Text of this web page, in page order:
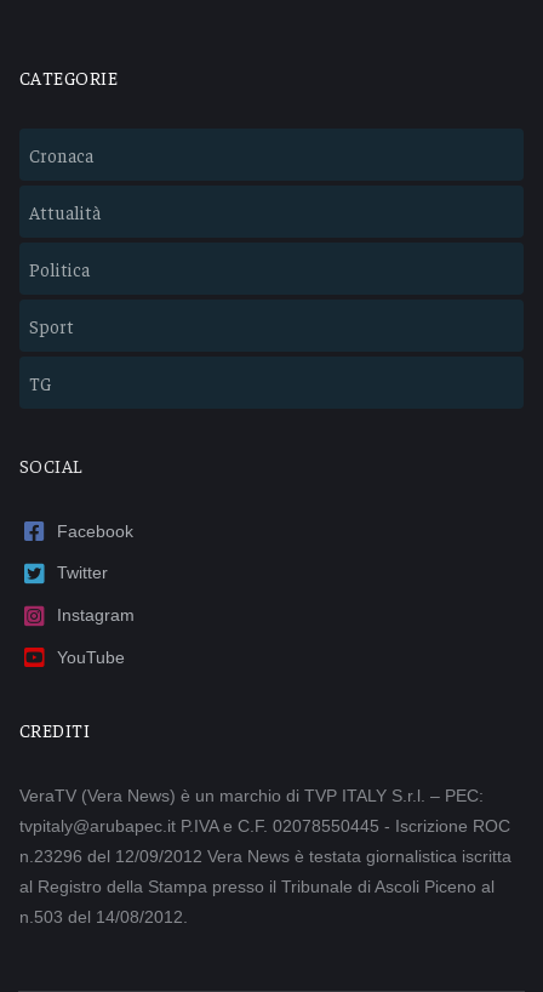
CATEGORIE
Cronaca
Attualità
Politica
Sport
TG
SOCIAL
Facebook
Twitter
Instagram
YouTube
CREDITI
VeraTV (Vera News) è un marchio di TVP ITALY S.r.l. – PEC:
tvpitaly@arubapec.it P.IVA e C.F. 02078550445 - Iscrizione ROC
n.23296 del 12/09/2012 Vera News è testata giornalistica iscritta
al Registro della Stampa presso il Tribunale di Ascoli Piceno al
n.503 del 14/08/2012.